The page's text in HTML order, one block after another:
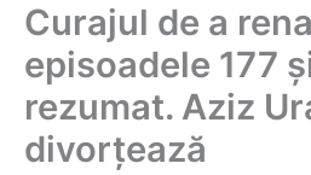
Curajul de a
episoadele 177
rezumat. Aziz
divorțează